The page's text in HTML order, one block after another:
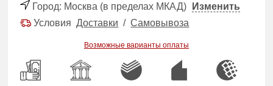
Город: Москва (в пределах МКАД)
Изменить
УсловияДоставки /Самовывоза
Возможные варианты оплаты